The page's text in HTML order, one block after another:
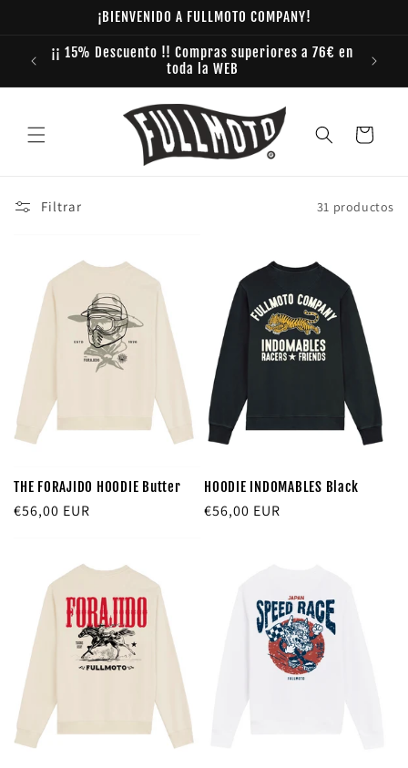
¡BIENVENIDO A FULLMOTO COMPANY!
¡¡ 15% Descuento !! Compras superiores a 76€ en
toda la WEB
Carrito
Filtrar 31 productos
THE FORAJIDO HOODIE Butter
Precio
€56,00 EUR
HOODIE INDOMABLES Black
Precio
€56,00 EUR